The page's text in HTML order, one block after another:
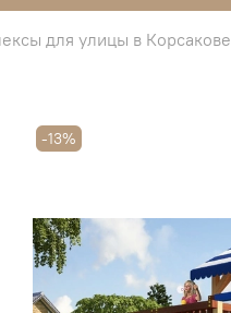
для улицы в Корсакове
-13%